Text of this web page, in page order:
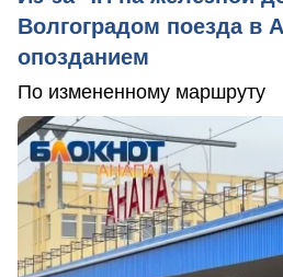
Волгоградом поезда в
опозданием
По измененному маршруту